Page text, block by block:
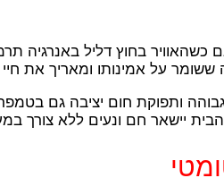
כשהאוויר בחוץ דליל באנרגיה
על אמינותו ומאריך את
יישאר חם ונעים ללא צורך